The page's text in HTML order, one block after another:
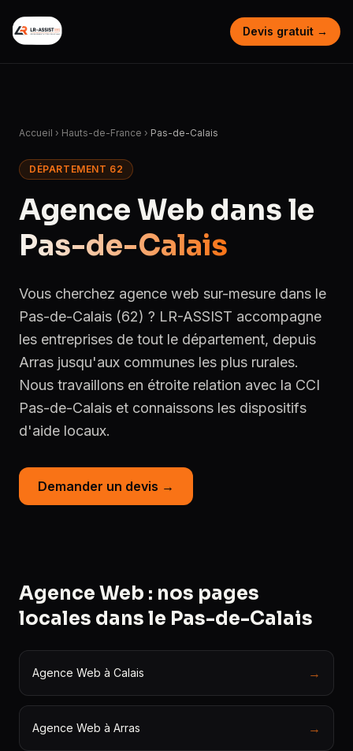
Devis gratuit →
Accueil › Hauts-de-France › Pas-de-Calais
DÉPARTEMENT 62
Agence Web dans le
Pas-de-Calais
Vous cherchez agence web sur-mesure dans le
Pas-de-Calais (62) ? LR-ASSIST accompagne
les entreprises de tout le département, depuis
Arras jusqu'aux communes les plus rurales.
Nous travaillons en étroite relation avec la CCI
Pas-de-Calais et connaissons les dispositifs
d'aide locaux.
Demander un devis →
Agence Web : nos pages
locales dans le Pas-de-Calais
Agence Web à Calais →
Agence Web à Arras →